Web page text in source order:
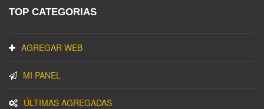
TOP CATEGORIAS
AGREGAR WEB
MI PANEL
ÚLTIMAS AGREGADAS